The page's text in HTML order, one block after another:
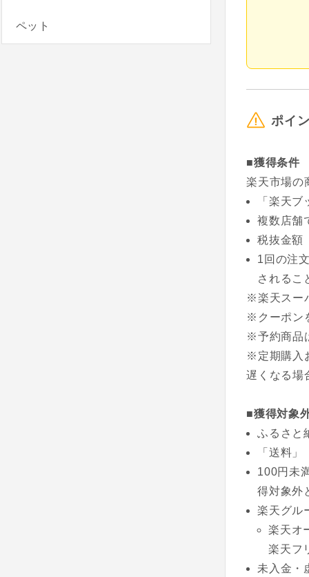
ポイ
■獲得条件
楽天市場の
「楽天
複数店舗
税抜金額
1回の注
されるこ
※楽天スー
※クーポン
※予約商品
※定期購入
遅くなる場
■獲得対象
ふるさと
「送料
100円未
得対象外
楽天グル
楽天オ
楽天フ
未入金・
ペット